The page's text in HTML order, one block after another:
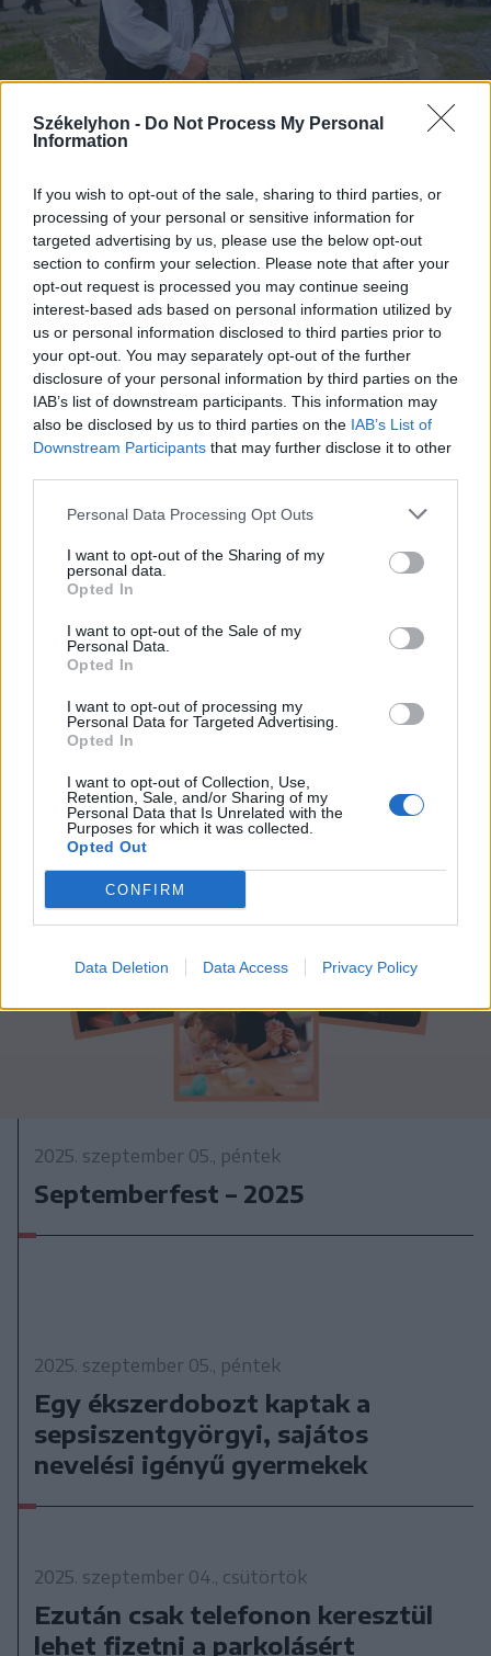
Székelyhon - Do Not Process My Personal
Information
If you wish to opt-out of the sale, sharing to third parties, or
processing of your personal or sensitive information for
targeted advertising by us, please use the below opt-out
section to confirm your selection. Please note that after your
opt-out request is processed you may continue seeing
interest-based ads based on personal information utilized by
us or personal information disclosed to third parties prior to
your opt-out. You may separately opt-out of the further
disclosure of your personal information by third parties on the
IAB’s list of downstream participants. This information may
also be disclosed by us to third parties on the IAB’s List of
Downstream Participants that may further disclose it to other
Personal Data Processing Opt Outs
I want to opt-out of the Sharing of my
personal data.
Opted In
I want to opt-out of the Sale of my
Personal Data.
Opted In
I want to opt-out of processing my
Personal Data for Targeted Advertising.
Opted In
I want to opt-out of Collection, Use,
Retention, Sale, and/or Sharing of my
Personal Data that Is Unrelated with the
Purposes for which it was collected.
Opted Out
CONFIRM
Data Deletion Data Access Privacy Policy
2025. szeptember 06., szombat
2025. szeptember 06., szombat
Több mint kétezer előkészítős kap
ajándék iskolatáskát
2025. szeptember 05., péntek
Septemberfest – 2025
2025. szeptember 05., péntek
Egy ékszerdobozt kaptak a
sepsiszentgyörgyi, sajátos
nevelési igényű gyermekek
2025. szeptember 04., csütörtök
Ezután csak telefonon keresztül
lehet fizetni a parkolásért